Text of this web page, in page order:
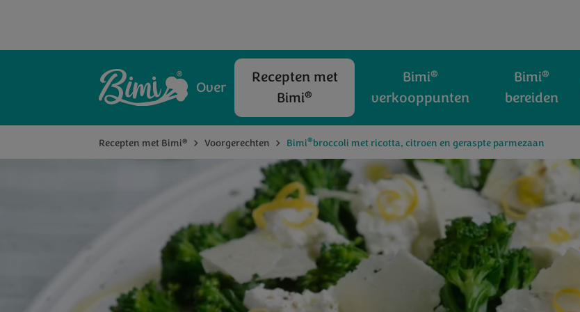
Over
Recepten met
Bimi®
Bimi®
verkooppunten
Bimi®
bereiden
Recepten met Bimi® Voorgerechten Bimi®broccoli met ricotta, citroen en geraspte parmezaan